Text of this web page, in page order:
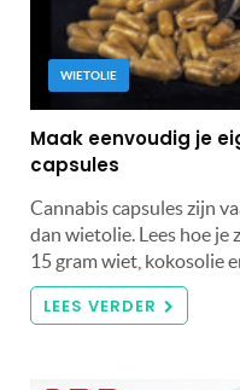
WIETOLIE
Maak eenvoudig je
capsules
Cannabis capsules zijn
dan wietolie. Lees hoe je
15 gram wiet, kokosolie
LEES VERDER